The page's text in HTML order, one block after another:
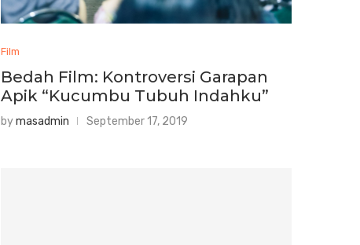
Film
Bedah Film: Kontroversi Garapan
Apik “Kucumbu Tubuh Indahku”
bymasadmin September 17, 2019